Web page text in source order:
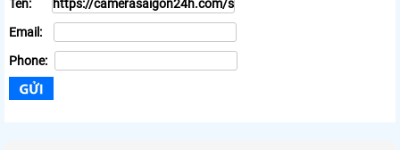
Tên:
Email:
Phone: